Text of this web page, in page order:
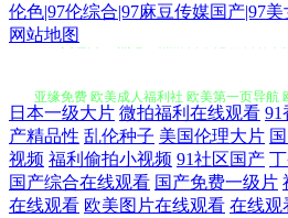
伦色|97伦综合|97麻豆传媒国产|97
网站地图
久久黄色网 99热这里精品 日本伦理 日韩
亚缘免费 欧美成人福利社 欧美第一页导航
日本一级大片 微拍福利在线观看 91
产精品性 乱伦种子 美国伦理大片
视频 福利偷拍小视频 91社区国产
国产综合在线观看 国产免费一级片
在线观看 欧美图片在线观看 在线观